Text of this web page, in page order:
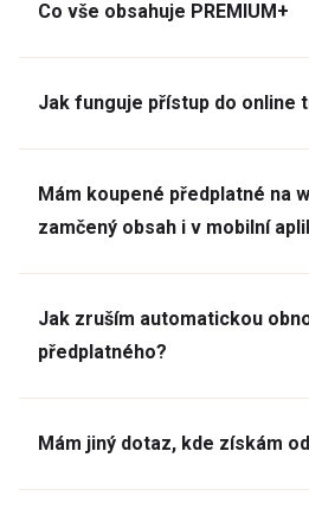
Co vše obsahuje PREMIUM+
Jak funguje přístup do online
Mám koupené předplatné na
zamčený obsah i v mobilní
Jak zruším automatickou
předplatného?
Mám jiný dotaz, kde získám